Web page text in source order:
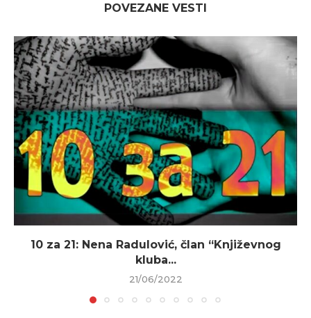
POVEZANE VESTI
10 za 21: Nena Radulović, član “Književnog
kluba...
21/06/2022